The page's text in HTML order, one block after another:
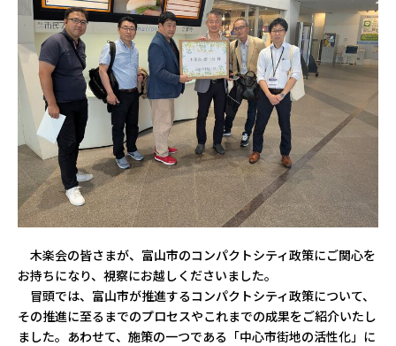
木楽会の皆さまが、富山市のコンパクトシティ政策にご関心を
お持ちになり、視察にお越しくださいました。
冒頭では、富山市が推進するコンパクトシティ政策について、
その推進に至るまでのプロセスやこれまでの成果をご紹介いたし
ました。あわせて、施策の一つである「中心市街地の活性化」に